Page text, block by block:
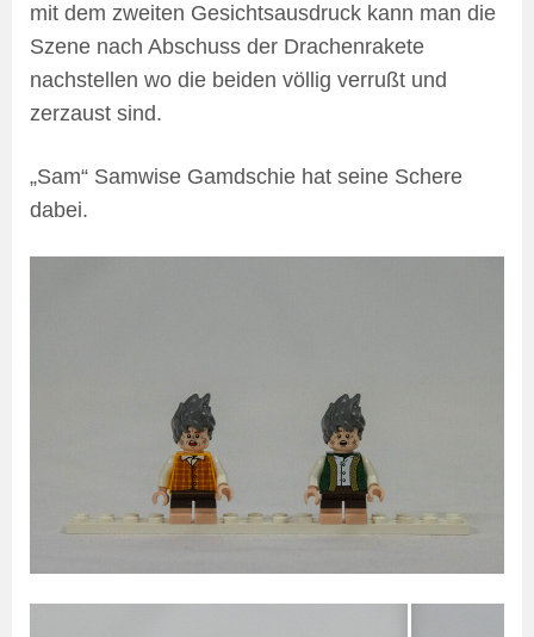
mit dem zweiten Gesichtsausdruck kann man die
Szene nach Abschuss der Drachenrakete
nachstellen wo die beiden völlig verrußt und
zerzaust sind.
„Sam“ Samwise Gamdschie hat seine Schere
dabei.